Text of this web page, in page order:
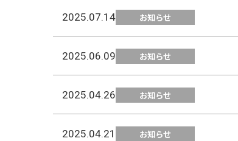
2025.07.14 お知らせ
2025.06.09 お知らせ
2025.04.26 お知らせ
2025.04.21 お知らせ